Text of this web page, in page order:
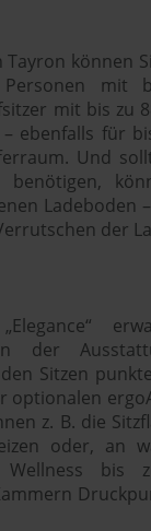
können
mit
mit bis zu
ebenfalls für
Und
benötigen,
Ladeboden
der
der
Sitzen
optionalen
z. B. die
oder, an
Wellness bis